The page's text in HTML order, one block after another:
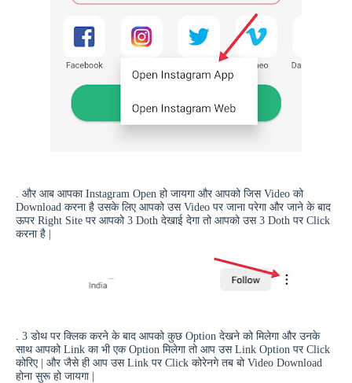
. और आब आपका Instagram Open हो जायगा और आपको जिस Video को
Download करना है उसके लिए आपको उस Video पर जाना परेगा और जाने के बाद
ऊपर Right Site पर आपको 3 Doth देखाई देगा तो आपको उस 3 Doth पर Click
करना है |
. 3 डोथ पर क्लिक करने के बाद आपको कुछ Option देखने को मिलेगा और उनके
साथ आपको Link का भी एक Option मिलेगा तो आप उस Link Option पर Click
कोरिए | और जैसे ही आप उस Link पर Click कोरेनगे तब बो Video Download
होना सुरू हो जायगा |